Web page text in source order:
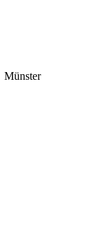
Münster